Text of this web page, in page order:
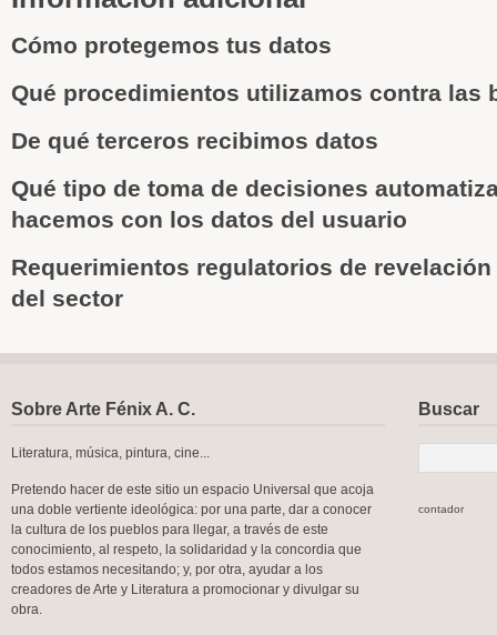
Cómo protegemos tus datos
Qué procedimientos utilizamos contra las
De qué terceros recibimos datos
Qué tipo de toma de decisiones
hacemos con los datos del usuario
Requerimientos regulatorios de
del sector
Sobre Arte Fénix A. C.
Literatura, música, pintura, cine...
Pretendo hacer de este sitio un espacio Universal que acoja
una doble vertiente ideológica: por una parte, dar a conocer
la cultura de los pueblos para llegar, a través de este
conocimiento, al respeto, la solidaridad y la concordia que
todos estamos necesitando; y, por otra, ayudar a los
creadores de Arte y Literatura a promocionar y divulgar su
obra.
Buscar
contador